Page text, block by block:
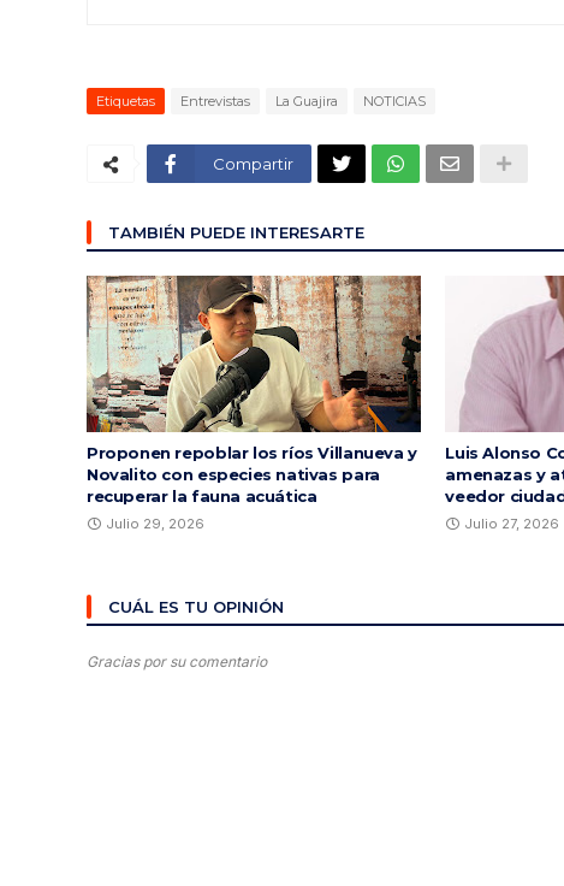
Etiquetas Entrevistas La Guajira NOTICIAS
Compartir
TAMBIÉN PUEDE INTERESARTE
Proponen repoblar los ríos Villanueva y
Novalito con especies nativas para
recuperar la fauna acuática
Julio 29, 2026
Luis Alonso
amenazas y
veedor
Julio 27, 2026
CUÁL ES TU OPINIÓN
Gracias por su comentario